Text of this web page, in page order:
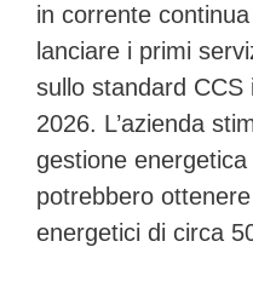
in corrente
lanciare i primi
sullo standard CCS
2026. L’azienda
gestione
potrebbero
energetici di circa